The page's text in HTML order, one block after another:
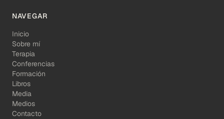
NAVEGAR
Inicio
Sobre mí
Terapia
Conferencias
Formación
Libros
Media
Medios
Contacto